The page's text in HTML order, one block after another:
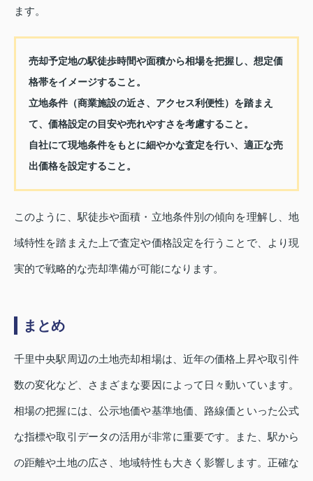
ます。
売却予定地の駅徒歩時間や面積から相場を把握し、想定価
格帯をイメージすること。
立地条件（商業施設の近さ、アクセス利便性）を踏まえ
て、価格設定の目安や売れやすさを考慮すること。
自社にて現地条件をもとに細やかな査定を行い、適正な売
出価格を設定すること。
このように、駅徒歩や面積・立地条件別の傾向を理解し、地
域特性を踏まえた上で査定や価格設定を行うことで、より現
実的で戦略的な売却準備が可能になります。
まとめ
千里中央駅周辺の土地売却相場は、近年の価格上昇や取引件
数の変化など、さまざまな要因によって日々動いています。
相場の把握には、公示地価や基準地価、路線価といった公式
な指標や取引データの活用が非常に重要です。また、駅から
の距離や土地の広さ、地域特性も大きく影響します。正確な